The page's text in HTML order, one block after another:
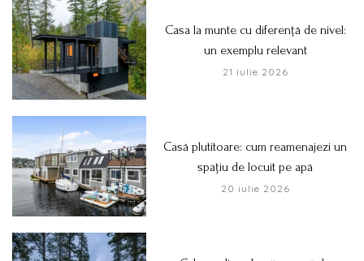
Casa la munte cu diferență de nivel:
un exemplu relevant
21 iulie 2026
Casă plutitoare: cum reamenajezi un
spațiu de locuit pe apă
20 iulie 2026